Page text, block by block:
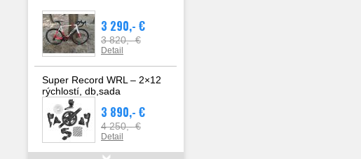
3 290,- €
3 820,- €
Detail
Super Record WRL – 2×12
rýchlostí, db,sada
3 890,- €
4 250,- €
Detail